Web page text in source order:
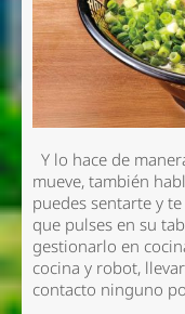
Y lo hace de
mueve, también
puedes sentarte y
que pulses en su
gestionarlo en
cocina y robot,
contacto ninguno